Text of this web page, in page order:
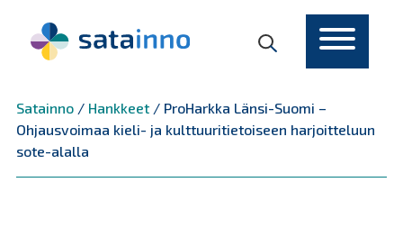
Satainno/ Hankkeet/ ProHarkka Länsi-Suomi –
Ohjausvoimaa kieli- ja kulttuuritietoiseen harjoitteluun
sote-alalla